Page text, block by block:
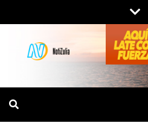
al
contenido
NOTICIAS DEL
DE